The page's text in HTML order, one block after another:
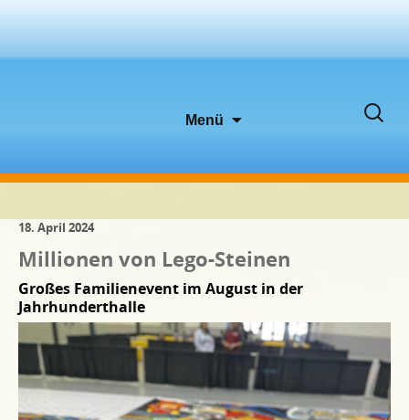
Menü
Suchen
18. April 2024
Millionen von Lego-Steinen
Großes Familienevent im August in der
Jahrhunderthalle